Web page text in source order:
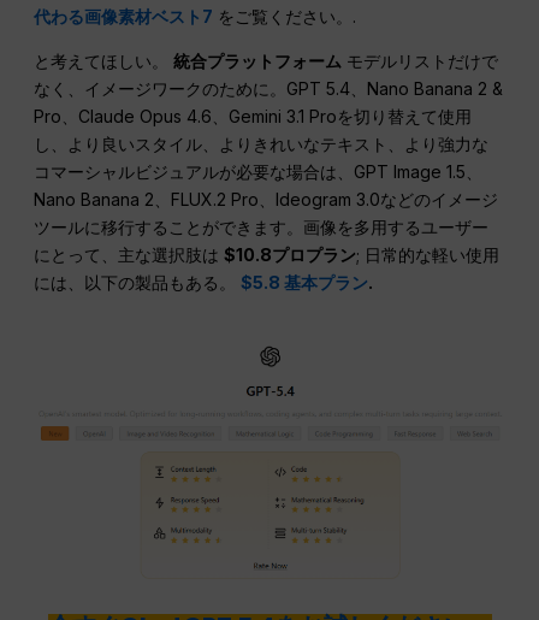
代わる画像素材ベスト7 をご覧ください。.
と考えてほしい。統合プラットフォーム モデルリストだけで
なく、イメージワークのために。GPT 5.4、Nano Banana 2 &
Pro、Claude Opus 4.6、Gemini 3.1 Proを切り替えて使用
し、より良いスタイル、よりきれいなテキスト、より強力な
コマーシャルビジュアルが必要な場合は、GPT Image 1.5、
Nano Banana 2、FLUX.2 Pro、Ideogram 3.0などのイメージ
ツールに移行することができます。画像を多用するユーザー
にとって、主な選択肢は$10.8プロプラン; 日常的な軽い使用
には、以下の製品もある。$5.8 基本プラン.